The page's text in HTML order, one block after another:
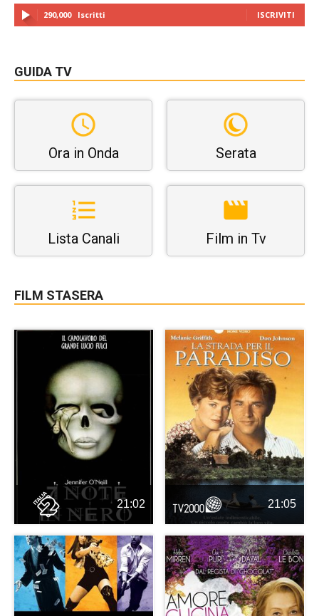
290,000 Iscritti ISCRIVITI
GUIDA TV
Ora in Onda Serata
Lista Canali Film in Tv
FILM STASERA
21:02 21:05